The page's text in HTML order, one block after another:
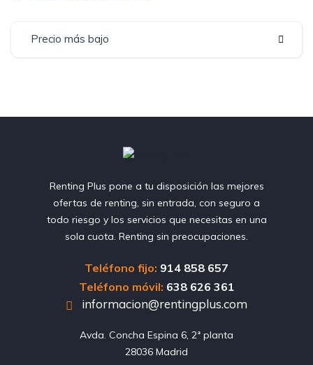
Precio más bajo
Renting Plus pone a tu disposición las mejores
ofertas de renting, sin entrada, con seguro a
todo riesgo y los servicios que necesitas en una
sola cuota. Renting sin preocupaciones.
Teléfono fijo: 914 858 657
Teléfono móvil: 638 626 361
informacion@rentingplus.com
Avda. Concha Espina 6, 2ª planta
28036 Madrid